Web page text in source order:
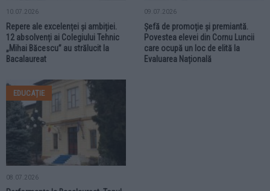
10.07.2026
Repere ale excelenței și ambiției.
12 absolvenți ai Colegiului Tehnic
„Mihai Băcescu” au strălucit la
Bacalaureat
09.07.2026
Șefă de promoție și premiantă.
Povestea elevei din Cornu Luncii
care ocupă un loc de elită la
Evaluarea Națională
EDUCAȚIE
08.07.2026